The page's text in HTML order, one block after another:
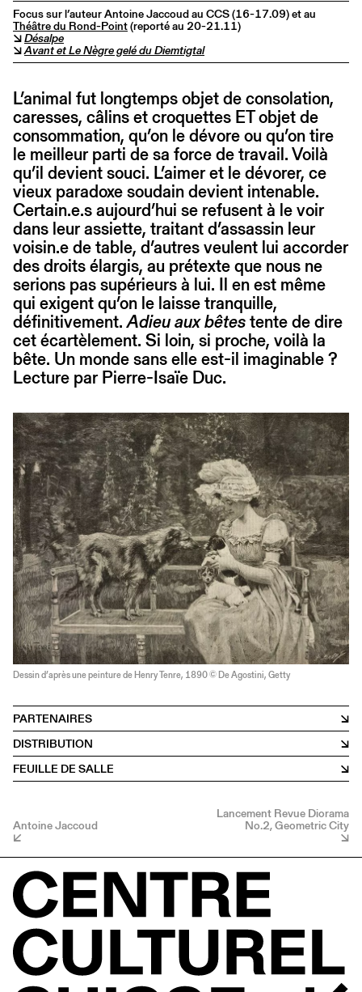
Focus sur l’auteur Antoine Jaccoud au CCS (16-17.09) et au
Théâtre du Rond-Point(reporté au 20-21.11)
↘Désalpe
↘Avant et Le Nègre gelé du Diemtigtal
L’animal fut longtemps objet de consolation,
caresses, câlins et croquettes ET objet de
consommation, qu’on le dévore ou qu’on tire
le meilleur parti de sa force de travail. Voilà
qu’il devient souci. L’aimer et le dévorer, ce
vieux paradoxe soudain devient intenable.
Certain.e.s aujourd’hui se refusent à le voir
dans leur assiette, traitant d’assassin leur
voisin.e de table, d’autres veulent lui accorder
des droits élargis, au prétexte que nous ne
serions pas supérieurs à lui. Il en est même
qui exigent qu’on le laisse tranquille,
définitivement.Adieu aux bêtestente de dire
cet écartèlement. Si loin, si proche, voilà la
bête. Un monde sans elle est-il imaginable ?
Lecture par Pierre-Isaïe Duc.
Dessin d’après une peinture de Henry Tenre, 1890 © De Agostini, Getty
PARTENAIRES
DISTRIBUTION
FEUILLE DE SALLE
Antoine Jaccoud
Lancement Revue Diorama
No.2, Geometric City